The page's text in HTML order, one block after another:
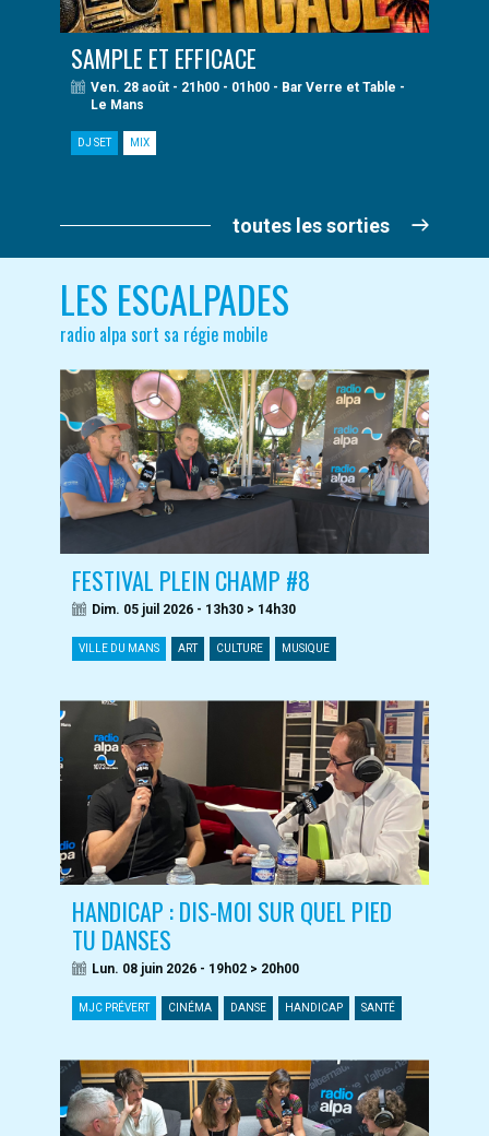
SAMPLE ET EFFICACE
Ven. 28 août - 21h00 - 01h00 - Bar Verre et Table -
Le Mans
DJ SET MIX
toutes les sorties
LES ESCALPADES
radio alpa sort sa régie mobile
FESTIVAL PLEIN CHAMP #8
Dim. 05 juil 2026 - 13h30 > 14h30
VILLE DU MANS ART CULTURE MUSIQUE
HANDICAP : DIS-MOI SUR QUEL PIED
TU DANSES
Lun. 08 juin 2026 - 19h02 > 20h00
MJC PRÉVERT CINÉMA DANSE HANDICAP SANTÉ